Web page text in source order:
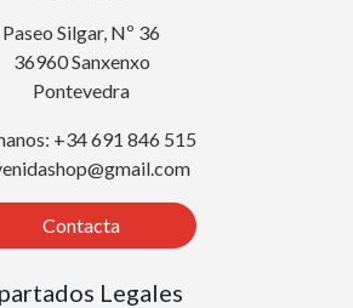
Paseo Silgar, Nº 36
36960 Sanxenxo
Pontevedra
+34 691 846 515
Contacta
Legales